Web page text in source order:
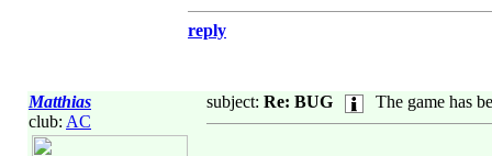
reply
Matthias
club: AC
subject: Re: BUG The game has